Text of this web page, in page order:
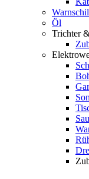
Öl
Trichter